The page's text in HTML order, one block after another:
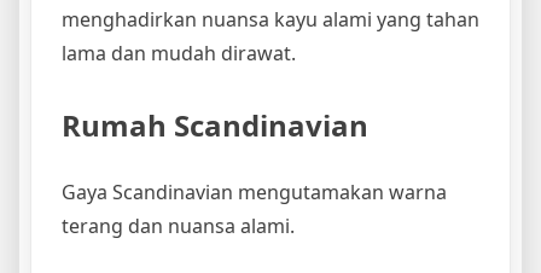
menghadirkan nuansa kayu alami yang tahan
lama dan mudah dirawat.
Rumah Scandinavian
Gaya Scandinavian mengutamakan warna
terang dan nuansa alami.